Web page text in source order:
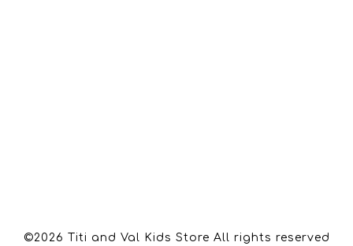
©2026 Titi and Val Kids Store All rights reserved